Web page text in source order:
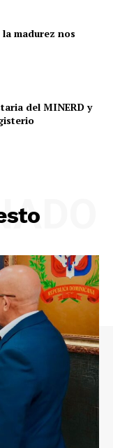
madurez nos
del MINERD y